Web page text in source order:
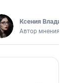
Ксения
Автор мнения